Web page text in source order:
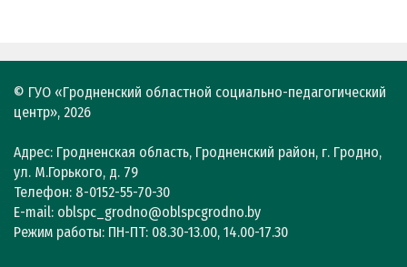
© ГУО «Гродненский областной социально-педагогический
центр», 2026
Адрес: Гродненская область, Гродненский район, г. Гродно,
ул. М.Горького, д. 79
Телефон: 8-0152-55-70-30
E-mail: oblspc_grodno@oblspcgrodno.by
Режим работы: ПН-ПТ: 08.30-13.00, 14.00-17.30